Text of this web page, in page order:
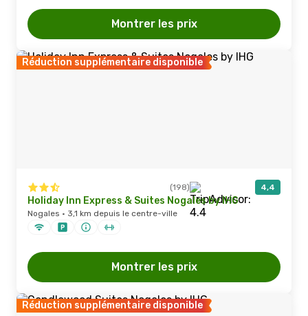
Montrer les prix
Réduction supplémentaire disponible
(198) 4,4
Holiday Inn Express & Suites Nogales by IHG
Nogales · 3,1 km depuis le centre-ville
Montrer les prix
Réduction supplémentaire disponible